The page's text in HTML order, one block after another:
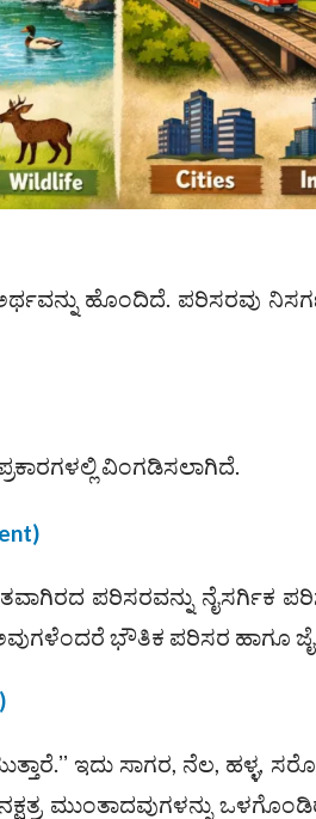
ಹೊಂದಿದೆ. ಪರಿಸರವು
ವಿಂಗಡಿಸಲಾಗಿದೆ.
)
ಪರಿಸರವನ್ನು ನೈಸರ್ಗಿಕ
ಭೌತಿಕ ಪರಿಸರ ಹಾಗೂ
)
ಇದು ಸಾಗರ, ನೆಲ, ಹಳ್ಳ,
ನಕ್ಷತ್ರ ಮುಂತಾದವುಗಳನ್ನು